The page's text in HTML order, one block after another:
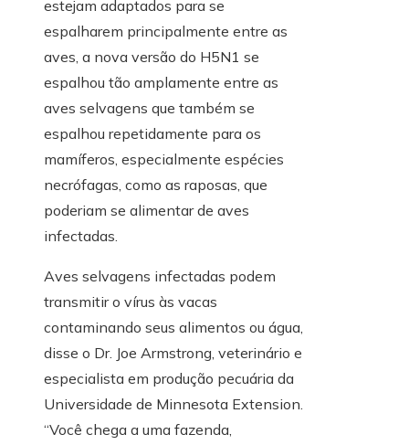
estejam adaptados para se
espalharem principalmente entre as
aves, a nova versão do H5N1 se
espalhou tão amplamente entre as
aves selvagens que também se
espalhou repetidamente para os
mamíferos, especialmente espécies
necrófagas, como as raposas, que
poderiam se alimentar de aves
infectadas.
Aves selvagens infectadas podem
transmitir o vírus às vacas
contaminando seus alimentos ou água,
disse o Dr. Joe Armstrong, veterinário e
especialista em produção pecuária da
Universidade de Minnesota Extension.
“Você chega a uma fazenda,